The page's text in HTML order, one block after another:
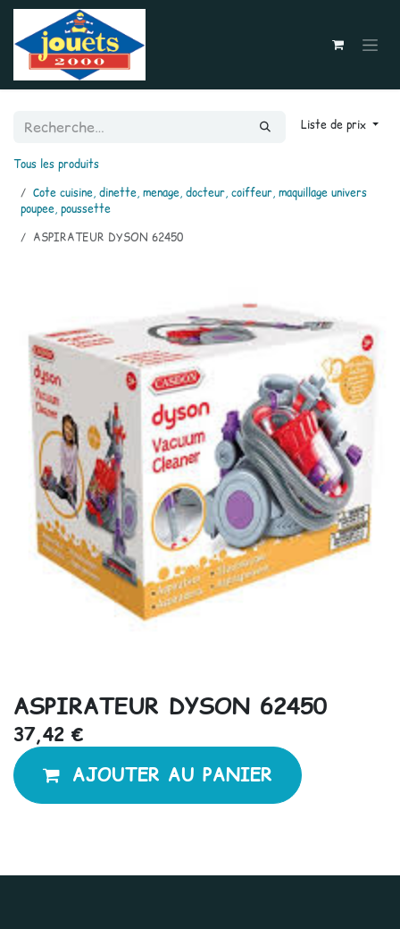
Se rendre au contenu
Liste de prix
Tous les produits
Cote cuisine, dinette, menage, docteur, coiffeur, maquillage univers
poupee, poussette
ASPIRATEUR DYSON 62450
ASPIRATEUR DYSON 62450
37,42 €
AJOUTER AU PANIER